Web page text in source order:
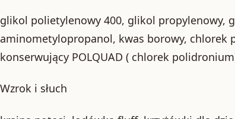
glikol polietylenowy 400, glikol propylenowy,
aminometylopropanol, kwas borowy, chlorek
konserwujący POLQUAD ( chlorek
Wzrok i słuch